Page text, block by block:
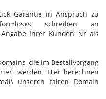
Garantie in Anspruch zu
schreiben an
Ihrer Kunden Nr als
die im Bestellvorgang
werden. Hier berechnen
unseren fairen Domain